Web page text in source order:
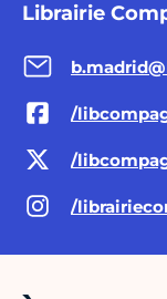
Librairie
/
/
/